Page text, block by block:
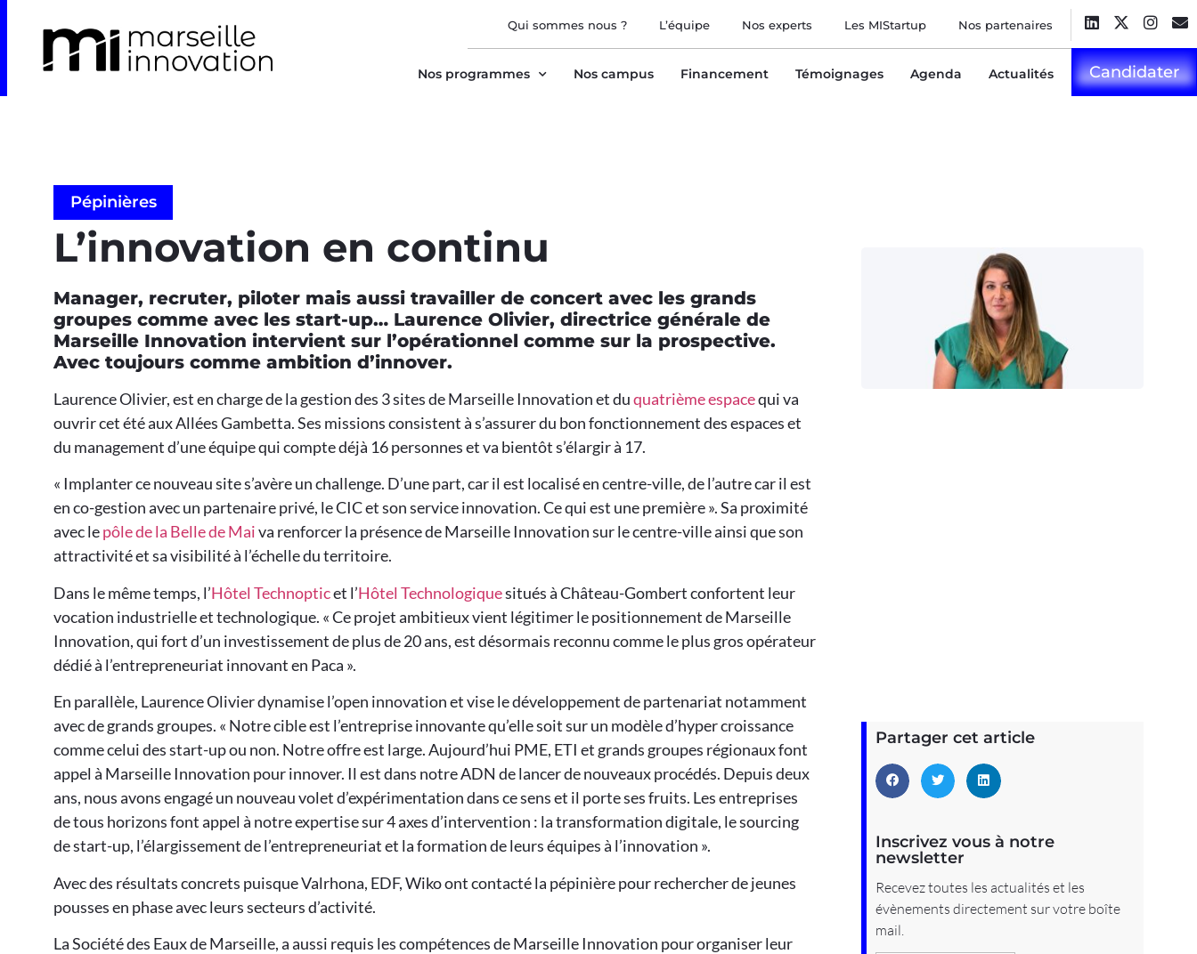
Qui sommes nous ? L’équipe Nos experts Les MIStartup Nos partenaires
Nos programmes Nos campus Financement Témoignages Agenda Actualités Candidater
Pépinières
L’innovation en continu
Manager, recruter, piloter mais aussi travailler de concert avec les grands
groupes comme avec les start-up… Laurence Olivier, directrice générale de
Marseille Innovation intervient sur l’opérationnel comme sur la prospective.
Avec toujours comme ambition d’innover.
Laurence Olivier, est en charge de la gestion des 3 sites de Marseille Innovation et duquatrième espacequi va
ouvrir cet été aux Allées Gambetta. Ses missions consistent à s’assurer du bon fonctionnement des espaces et
du management d’une équipe qui compte déjà 16 personnes et va bientôt s’élargir à 17.
« Implanter ce nouveau site s’avère un challenge. D’une part, car il est localisé en centre-ville, de l’autre car il est
en co-gestion avec un partenaire privé, le CIC et son service innovation. Ce qui est une première ». Sa proximité
avec lepôle de la Belle de Maiva renforcer la présence de Marseille Innovation sur le centre-ville ainsi que son
attractivité et sa visibilité à l’échelle du territoire.
Dans le même temps, l’Hôtel Technopticet l’Hôtel Technologiquesitués à Château-Gombert confortent leur
vocation industrielle et technologique. « Ce projet ambitieux vient légitimer le positionnement de Marseille
Innovation, qui fort d’un investissement de plus de 20 ans, est désormais reconnu comme le plus gros opérateur
dédié à l’entrepreneuriat innovant en Paca ».
En parallèle, Laurence Olivier dynamise l’open innovation et vise le développement de partenariat notamment
avec de grands groupes. « Notre cible est l’entreprise innovante qu’elle soit sur un modèle d’hyper croissance
comme celui des start-up ou non. Notre offre est large. Aujourd’hui PME, ETI et grands groupes régionaux font
appel à Marseille Innovation pour innover. Il est dans notre ADN de lancer de nouveaux procédés. Depuis deux
ans, nous avons engagé un nouveau volet d’expérimentation dans ce sens et il porte ses fruits. Les entreprises
de tous horizons font appel à notre expertise sur 4 axes d’intervention : la transformation digitale, le sourcing
de start-up, l’élargissement de l’entrepreneuriat et la formation de leurs équipes à l’innovation ».
Avec des résultats concrets puisque Valrhona, EDF, Wiko ont contacté la pépinière pour rechercher de jeunes
pousses en phase avec leurs secteurs d’activité.
La Société des Eaux de Marseille, a aussi requis les compétences de Marseille Innovation pour organiser leur
Partager cet article
Inscrivez vous à notre
newsletter
Recevez toutes les actualités et les
évènements directement sur votre boîte
mail.